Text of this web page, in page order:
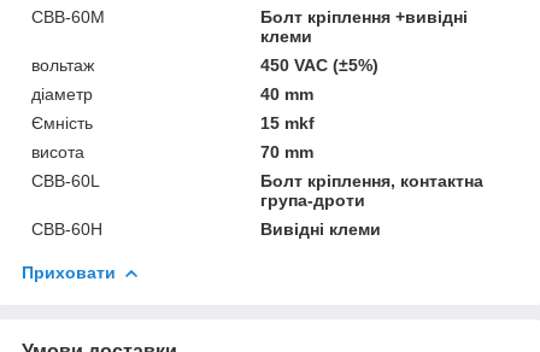
CBB-60М
Болт кріплення +вивідні
клеми
вольтаж
450 VAC (±5%)
діаметр
40 mm
Ємність
15 mkf
висота
70 mm
CBB-60L
Болт кріплення, контактна
група-дроти
CBB-60H
Вивідні клеми
Приховати